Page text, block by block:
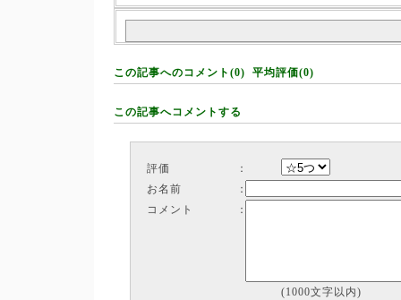
この記事へのコメント(0) 平均評価(0)
この記事へコメントする
評価
：
お名前
：
コメント
：
(1000文字以内)